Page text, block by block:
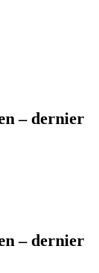
– dernier
– dernier